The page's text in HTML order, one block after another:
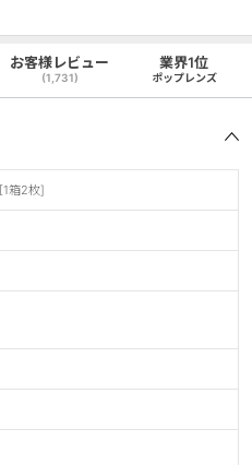
お客様レビュー
(1,731)
業界1位
ポップレンズ
箱2枚]